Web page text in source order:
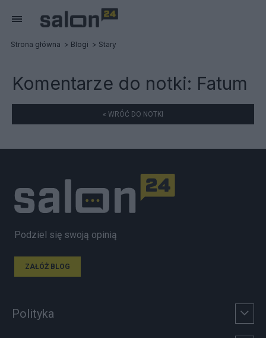
Strona główna Blogi Stary
Komentarze do notki: Fatum
« WRÓĆ DO NOTKI
Podziel się swoją opinią
ZAŁÓŻ BLOG
Polityka